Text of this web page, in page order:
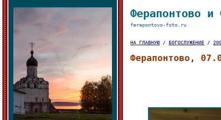
Ферапонтово и
ferapontovo-foto.ru
НА ГЛАВНУЮ / БОГОСЛУЖЕНИЕ /
Ферапонтово,